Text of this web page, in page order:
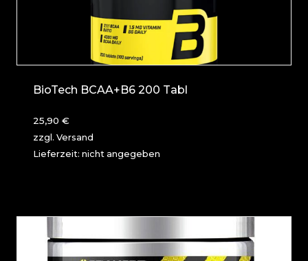
BioTech BCAA+B6 200 Tabl
25,90 €
zzgl. Versand
Lieferzeit: nicht angegeben